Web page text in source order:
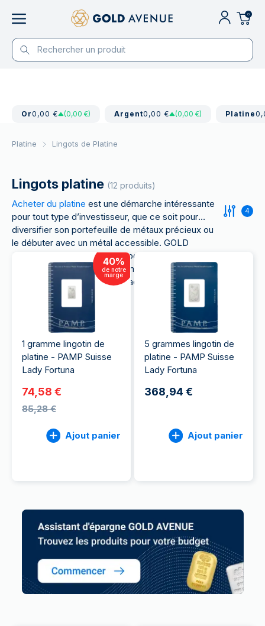
0
Or0,00 € (0,00 €) Argent0,00 € (0,00 €) Platine
Platine Lingots de Platine
Lingots platine (12 produits)
Acheter du platine est une démarche intéressante
pour tout type d’investisseur, que ce soit pour
diversifier son portefeuille de métaux précieux ou
le débuter avec un métal accessible. GOLD
AVENUE facilite l'achat, le stockage sécurisé sans
TVA, et la revente sans commission du platine,
rendant cet investissement facile et sécurisé.
4
40%
de notre
marge
1 gramme lingotin de
platine - PAMP Suisse
Lady Fortuna
74,58 €
85,28 €
Ajout panier
5 grammes lingotin de
platine - PAMP Suisse
Lady Fortuna
368,94 €
Ajout panier